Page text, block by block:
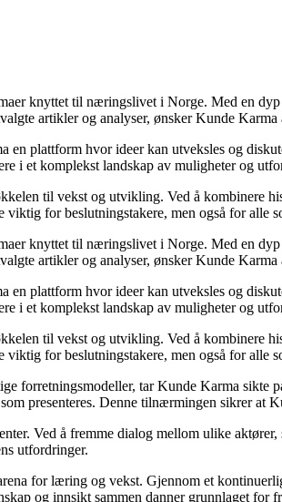
knyttet til næringslivet i Norge. Med en
artikler og analyser, ønsker Kunde
plattform hvor ideer kan utveksles og
i et komplekst landskap av muligheter og
til vekst og utvikling. Ved å kombinere
for beslutningstakere, men også for alle
knyttet til næringslivet i Norge. Med en
artikler og analyser, ønsker Kunde
plattform hvor ideer kan utveksles og
i et komplekst landskap av muligheter og
til vekst og utvikling. Ved å kombinere
for beslutningstakere, men også for alle
forretningsmodeller, tar Kunde Karma sikte
presenteres. Denne tilnærmingen sikrer at
Ved å fremme dialog mellom ulike
utfordringer.
for læring og vekst. Gjennom et
og innsikt sammen danner grunnlaget for